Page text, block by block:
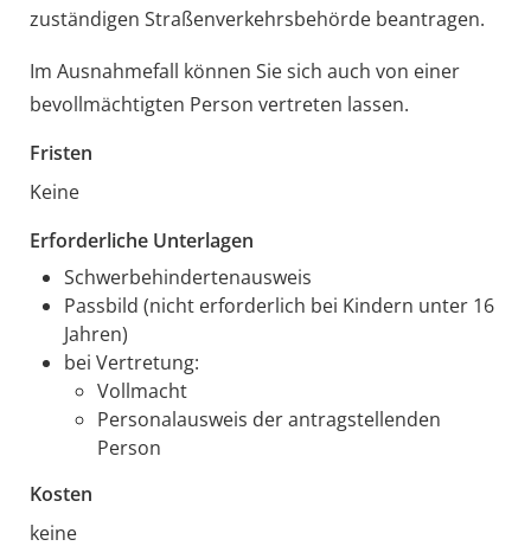
zuständigen Straßenverkehrsbehörde beantragen.
Im Ausnahmefall können Sie sich auch von einer
bevollmächtigten Person vertreten lassen.
Fristen
Keine
Erforderliche Unterlagen
Schwerbehindertenausweis
Passbild (nicht erforderlich bei Kindern unter 16
Jahren)
bei Vertretung:
Vollmacht
Personalausweis der antragstellenden
Person
Kosten
keine